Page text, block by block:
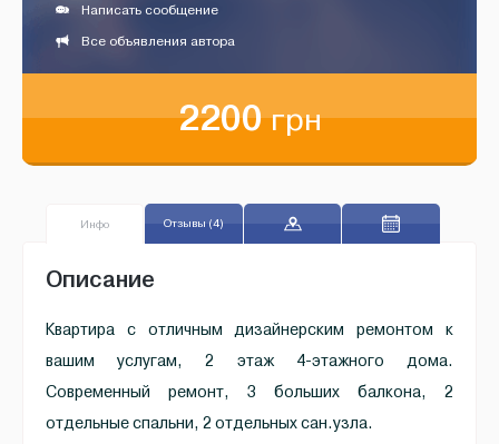
Написать сообщение
Все объявления автора
2200грн
Инфо Отзывы (4)
Описание
Квартира с отличным дизайнерским ремонтом к
вашим услугам, 2 этаж 4-этажного дома.
Современный ремонт, 3 больших балкона, 2
отдельные спальни, 2 отдельных сан.узла.